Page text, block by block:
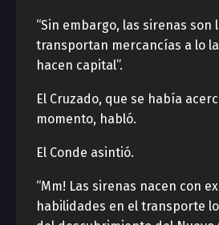
“Sin embargo, las sirenas son
transportan mercancías a lo
hacen capital”.
El Cruzado, que se había
momento, habló.
El Conde asintió.
“Mm! Las sirenas nacen con
habilidades en el transporte